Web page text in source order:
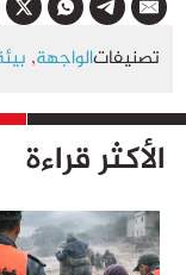
الأكثر قراءة
الواجهة, تصنيفات